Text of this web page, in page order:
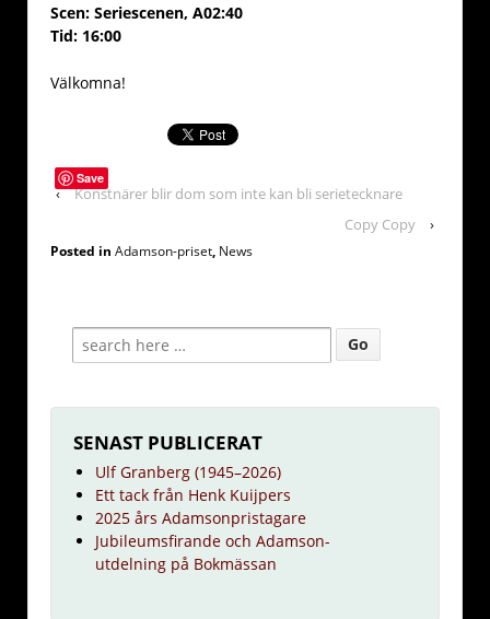
Scen: Seriescenen, A02:40
Tid: 16:00
Välkomna!
Save
‹ Konstnärer blir dom som inte kan bli serietecknare
Copy Copy
›
Posted in Adamson-priset, News
SENAST PUBLICERAT
Ulf Granberg (1945–2026)
Ett tack från Henk Kuijpers
2025 års Adamsonpristagare
Jubileumsfirande och Adamson-
utdelning på Bokmässan